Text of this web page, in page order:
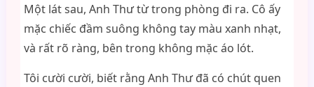
Một lát sau, Anh Thư từ trong phòng đi ra. Cô ấy
mặc chiếc đầm suông không tay màu xanh nhạt,
và rất rõ ràng, bên trong không mặc áo lót.
Tôi cười cười, biết rằng Anh Thư đã có chút quen